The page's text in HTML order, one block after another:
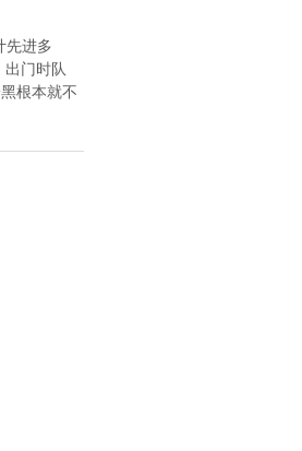
先进多
门时队
根本就不